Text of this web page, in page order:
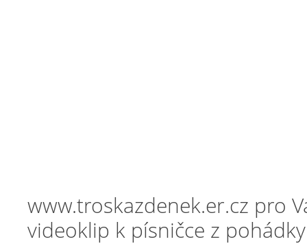
www.troskazdenek.er.cz pro
videoklip k písničce z